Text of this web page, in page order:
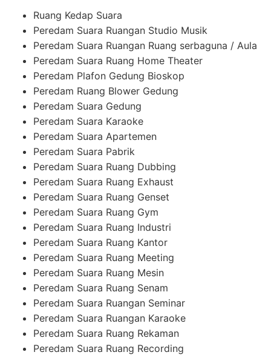
Ruang Kedap Suara
Peredam Suara Ruangan Studio Musik
Peredam Suara Ruangan Ruang serbaguna / Aula
Peredam Suara Ruang Home Theater
Peredam Plafon Gedung Bioskop
Peredam Ruang Blower Gedung
Peredam Suara Gedung
Peredam Suara Karaoke
Peredam Suara Apartemen
Peredam Suara Pabrik
Peredam Suara Ruang Dubbing
Peredam Suara Ruang Exhaust
Peredam Suara Ruang Genset
Peredam Suara Ruang Gym
Peredam Suara Ruang Industri
Peredam Suara Ruang Kantor
Peredam Suara Ruang Meeting
Peredam Suara Ruang Mesin
Peredam Suara Ruang Senam
Peredam Suara Ruangan Seminar
Peredam Suara Ruangan Karaoke
Peredam Suara Ruang Rekaman
Peredam Suara Ruang Recording